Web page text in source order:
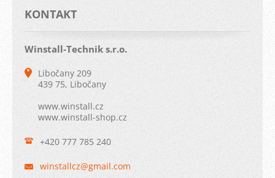
KONTAKT
Winstall-Technik s.r.o.
Libočany 209
439 75, Libočany
www.winstall.cz
www.winstall-shop.cz
+420 777 785 240
winstallcz@gmail.com